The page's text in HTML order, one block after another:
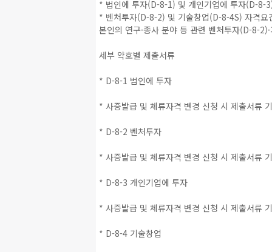
* 법인에 투자(D-8-1) 및 개인기업에 투자(D-8-
* 벤처투자(D-8-2) 및 기술창업(D-8-4S) 자격
본인의 연구·종사 분야 등 관련 벤처투자(D-8-
세부 약호별 제출서류
* D-8-1 법인에 투자
* 사증발급 및 체류자격 변경 신청 시 제출서류
* D-8-2 벤처투자
* 사증발급 및 체류자격 변경 신청 시 제출서류
* D-8-3 개인기업에 투자
* 사증발급 및 체류자격 변경 신청 시 제출서류
* D-8-4 기술창업